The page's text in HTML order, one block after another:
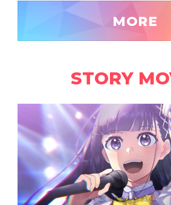
MORE
STORY